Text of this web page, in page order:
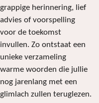
grappige herinnering, lief
advies of voorspelling
voor de toekomst
invullen. Zo ontstaat een
unieke verzameling
warme woorden die jullie
nog jarenlang met een
glimlach zullen teruglezen.